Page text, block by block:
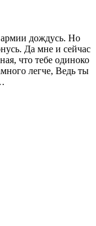
дождусь. Но
Да мне и сейчас
что тебе одиноко
легче, Ведь ты